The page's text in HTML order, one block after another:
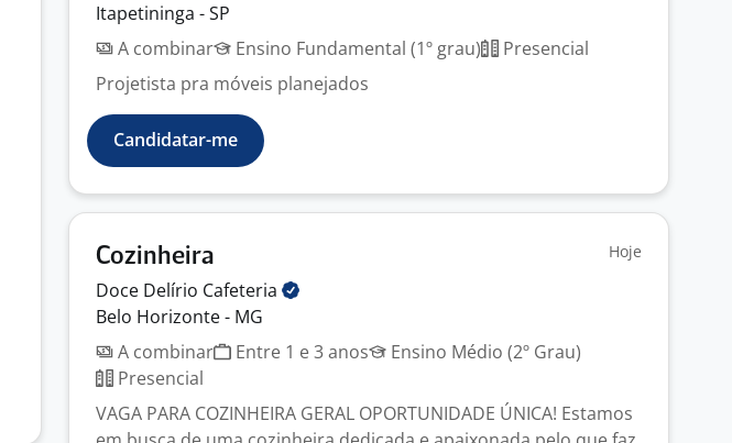
Itapetininga - SP
A combinar
Ensino Fundamental (1º grau)
Presencial
Projetista pra móveis planejados
Candidatar-me
Cozinheira Hoje
Doce Delírio Cafeteria
Belo Horizonte - MG
A combinar
Entre 1 e 3 anos
Ensino Médio (2º Grau)
Presencial
VAGA PARA COZINHEIRA GERAL OPORTUNIDADE ÚNICA! Estamos